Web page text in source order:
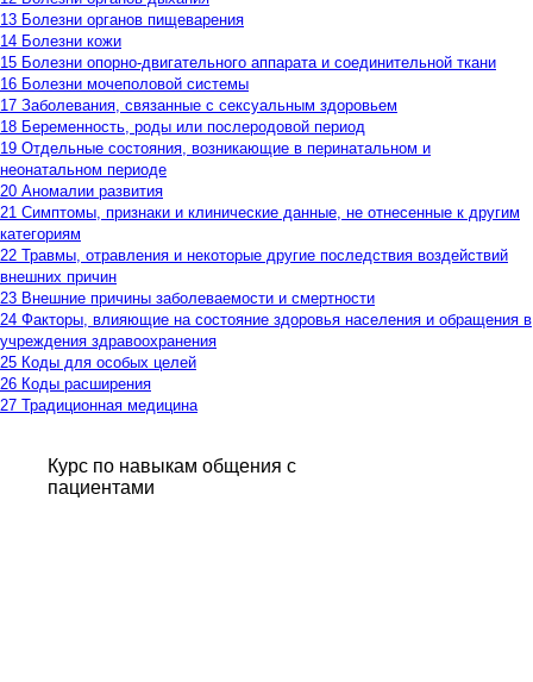
13 Болезни органов пищеварения
14 Болезни кожи
15 Болезни опорно-двигательного аппарата и соединительной ткани
16 Болезни мочеполовой системы
17 Заболевания, связанные с сексуальным здоровьем
18 Беременность, роды или послеродовой период
19 Отдельные состояния, возникающие в перинатальном и
неонатальном периоде
20 Аномалии развития
21 Симптомы, признаки и клинические данные, не отнесенные к другим
категориям
22 Травмы, отравления и некоторые другие последствия воздействий
внешних причин
23 Внешние причины заболеваемости и смертности
24 Факторы, влияющие на состояние здоровья населения и обращения в
учреждения здравоохранения
25 Коды для особых целей
26 Коды расширения
27 Традиционная медицина
Курс по навыкам общения с
пациентами